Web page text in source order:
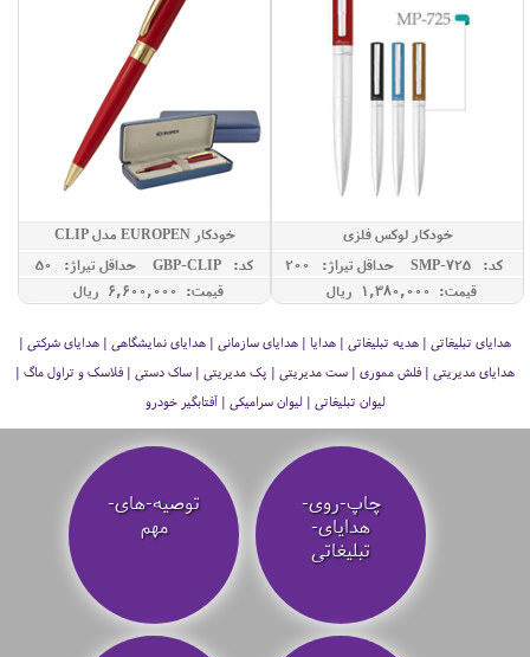
خودکار لوکس فلزی
کد: SMP-725
حداقل تيراژ: 200
قیمت: 1,380,000 ريال
خودکار EUROPEN مدل CLIP
کد: GBP-CLIP
حداقل تيراژ: 50
قیمت: 6,600,000 ريال
هدایای تبلیغاتی | هدیه تبلیغاتی | هدایا | هدایای سازمانی | هدایای نمایشگاهی | هدایای شرکتی |
هدایای مدیریتی | فلش مموری | ست مدیریتی | پک مدیریتی | ساک دستی | فلاسک و تراول ماگ |
لیوان تبلیغاتی | لیوان سرامیکی | آفتابگیر خودرو
چاپ-روی-
هدایای-
تبلیغاتی
توصیه‌-های-
مهم